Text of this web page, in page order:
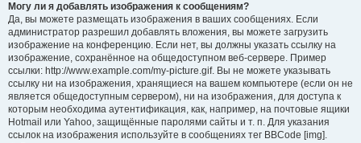
Могу ли я добавлять изображения к сообщениям?
Да, вы можете размещать изображения в ваших сообщениях. Если
администратор разрешил добавлять вложения, вы можете загрузить
изображение на конференцию. Если нет, вы должны указать ссылку на
изображение, сохранённое на общедоступном веб-сервере. Пример
ссылки: http://www.example.com/my-picture.gif. Вы не можете указывать
ссылку ни на изображения, хранящиеся на вашем компьютере (если он не
является общедоступным сервером), ни на изображения, для доступа к
которым необходима аутентификация, как, например, на почтовые ящики
Hotmail или Yahoo, защищённые паролями сайты и т. п. Для указания
ссылок на изображения используйте в сообщениях тег BBCode [img].